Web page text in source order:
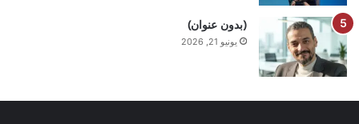
(بدون عنوان)
يونيو 21, 2026